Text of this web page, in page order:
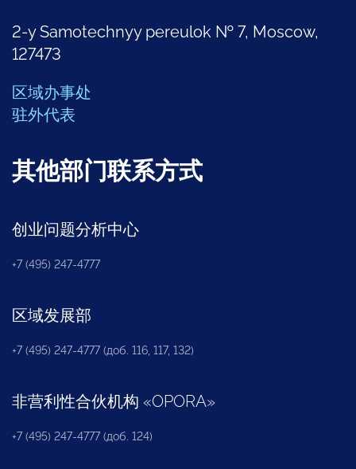
2-y Samotechnyy pereulok № 7, Moscow,
127473
区域办事处
驻外代表
其他部门联系方式
创业问题分析中心
+7 (495) 247-4777
区域发展部
+7 (495) 247-4777 (доб. 116, 117, 132)
非营利性合伙机构 «OPORA»
+7 (495) 247-4777 (доб. 124)